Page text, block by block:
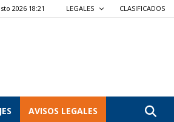
2026 18:22 LEGALES CLASIFICADOS
AVISOS LEGALES